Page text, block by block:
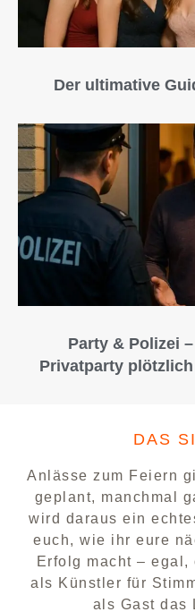
Der ultimative
Party & Polizei
Privatparty
DAS
Anlässe zum Feiern
geplant, manchmal
wird daraus ein
euch, wie ihr eure
Erfolg macht –
als Künstler für
als Gast das